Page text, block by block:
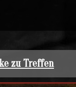
zu Treffen